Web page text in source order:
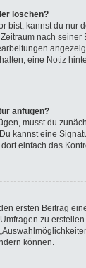
löschen?
bist, kannst du
nach
eine Notiz
anfügen?
musst du
kannst eine
einfach das
ersten Beitrag
zu
können.